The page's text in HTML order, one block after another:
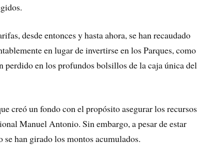
desde entonces y hasta ahora, se han recaudado
en lugar de invertirse en los Parques, como
perdido en los profundos bolsillos de la caja única del
creó un fondo con el propósito asegurar los recursos
Manuel Antonio. Sin embargo, a pesar de estar
han girado los montos acumulados.